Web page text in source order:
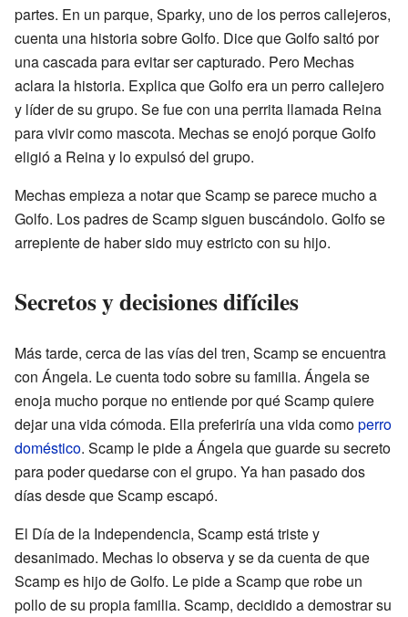
partes. En un parque, Sparky, uno de los perros callejeros,
cuenta una historia sobre Golfo. Dice que Golfo saltó por
una cascada para evitar ser capturado. Pero Mechas
aclara la historia. Explica que Golfo era un perro callejero
y líder de su grupo. Se fue con una perrita llamada Reina
para vivir como mascota. Mechas se enojó porque Golfo
eligió a Reina y lo expulsó del grupo.
Mechas empieza a notar que Scamp se parece mucho a
Golfo. Los padres de Scamp siguen buscándolo. Golfo se
arrepiente de haber sido muy estricto con su hijo.
Secretos y decisiones difíciles
Más tarde, cerca de las vías del tren, Scamp se encuentra
con Ángela. Le cuenta todo sobre su familia. Ángela se
enoja mucho porque no entiende por qué Scamp quiere
dejar una vida cómoda. Ella preferiría una vida comoperro
doméstico. Scamp le pide a Ángela que guarde su secreto
para poder quedarse con el grupo. Ya han pasado dos
días desde que Scamp escapó.
El Día de la Independencia, Scamp está triste y
desanimado. Mechas lo observa y se da cuenta de que
Scamp es hijo de Golfo. Le pide a Scamp que robe un
pollo de su propia familia. Scamp, decidido a demostrar su